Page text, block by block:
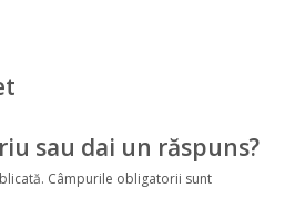
sau dai un răspuns?
Câmpurile obligatorii sunt